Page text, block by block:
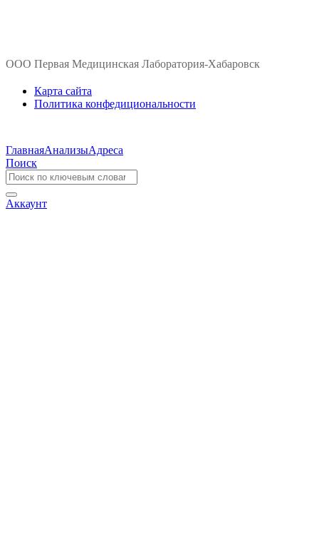
ООО Первая Медицинская Лаборатория-Хабаровск
Карта сайта
Политика конфедициональности
ГлавнаяАнализыАдреса
Поиск
Аккаунт